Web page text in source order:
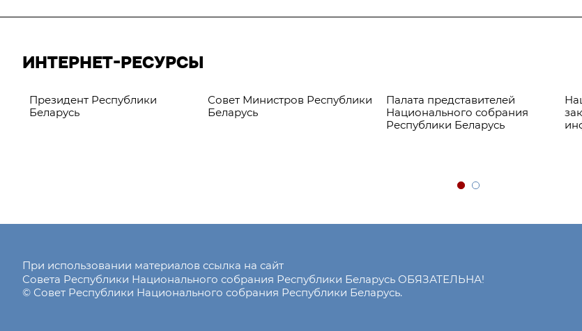
ИНТЕРНЕТ-РЕСУРСЫ
Президент Республики
Беларусь
Совет Министров Республики
Беларусь
Палата представителей
Национального собрания
Республики Беларусь
При использовании материалов ссылка на сайт
Совета Республики Национального собрания Республики Беларусь ОБЯЗАТЕЛЬНА!
© Совет Республики Национального собрания Республики Беларусь.